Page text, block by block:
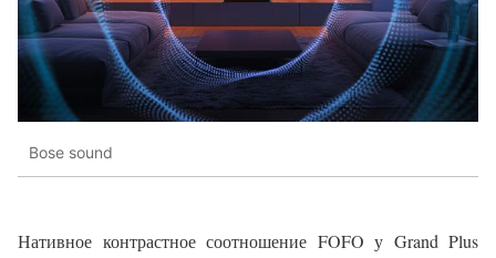
Bose sound
Нативное контрастное соотношение FOFO у Grand Plus